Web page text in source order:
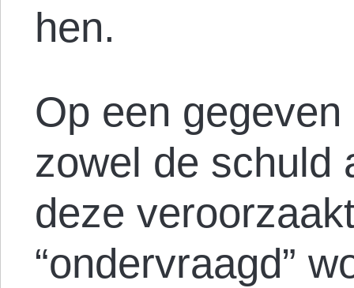
hen.
Op een
zowel de schuld
deze
“ondervraagd”